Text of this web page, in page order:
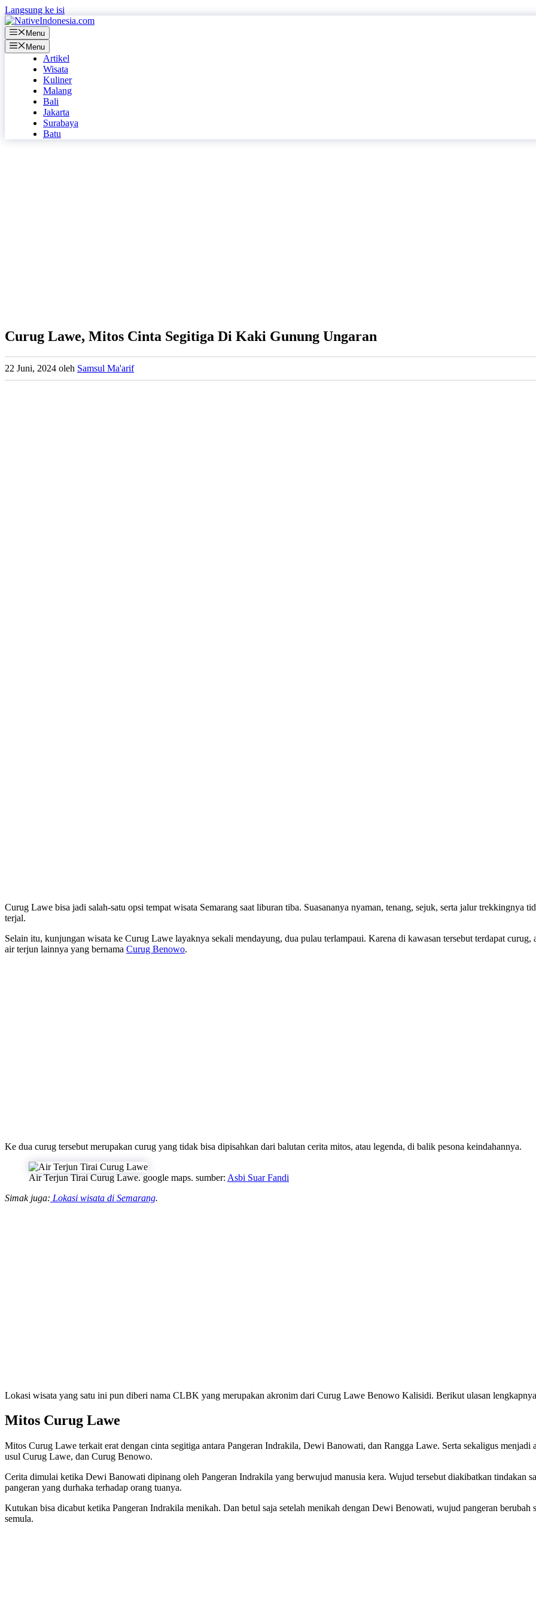
Langsung ke isi
Menu
Menu
Artikel
Wisata
Kuliner
Malang
Bali
Jakarta
Surabaya
Batu
Curug Lawe, Mitos Cinta Segitiga Di Kaki Gunung Ungaran
22 Juni, 2024 oleh Samsul Ma'arif
Curug Lawe bisa jadi salah-satu opsi tempat wisata Semarang saat liburan tiba. Suasananya nyaman, tenang, sejuk, serta jalur trekkingnya
terjal.
Selain itu, kunjungan wisata ke Curug Lawe layaknya sekali mendayung, dua pulau terlampaui. Karena di kawasan tersebut terdapat curug,
air terjun lainnya yang bernama Curug Benowo.
Ke dua curug tersebut merupakan curug yang tidak bisa dipisahkan dari balutan cerita mitos, atau legenda, di balik pesona keindahannya.
Air Terjun Tirai Curug Lawe. google maps. sumber: Asbi Suar Fandi
Simak juga: Lokasi wisata di Semarang.
Lokasi wisata yang satu ini pun diberi nama CLBK yang merupakan akronim dari Curug Lawe Benowo Kalisidi. Berikut ulasan
Mitos Curug Lawe
Mitos Curug Lawe terkait erat dengan cinta segitiga antara Pangeran Indrakila, Dewi Banowati, dan Rangga Lawe. Serta sekaligus menjadi
usul Curug Lawe, dan Curug Benowo.
Cerita dimulai ketika Dewi Banowati dipinang oleh Pangeran Indrakila yang berwujud manusia kera. Wujud tersebut diakibatkan tindakan
pangeran yang durhaka terhadap orang tuanya.
Kutukan bisa dicabut ketika Pangeran Indrakila menikah. Dan betul saja setelah menikah dengan Dewi Benowati, wujud pangeran berubah
semula.